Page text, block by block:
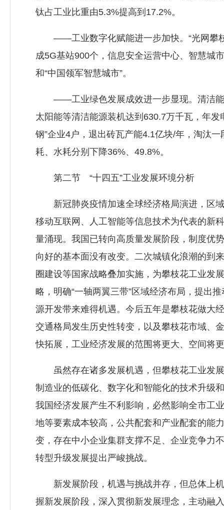
钛占工业比重由5.3%提高到17.2%。
——工业数字化赋能进一步加快。“光网攀枝
成5G基站900个，信息安全运营中心、智慧城
和“中国领军智慧城市”。
——工业绿色发展成效进一步显现。清洁能
太阳能等清洁能源装机达到630.7万千瓦，年
钢”企业4户，退出砖瓦产能4.1亿块/年，淘汰
耗、水耗分别下降36%、49.8%。
第二节 “十四五”工业发展环境分析
新冠肺炎疫情加速全球经济格局演进，区域
移动互联网、人工智能等信息技术为代表的新
量涌现。我国已转向高质量发展阶段，制度优
向好的基本面没有改变。二次城镇化浪潮的到
圈建设等国家战略叠加实施，为攀枝花工业发
略，明确“一轴两翼三带”区域经济布局，提出
源开发带来难得机遇。今后五年是攀枝花做大
交通格局发生历史性转变，以及攀枝花市域、
快拓展，工业经济发展的范围将更大、空间将
虽然存在诸多发展机遇，但攀枝花工业发展
制造业的低碳化、数字化和智能化的技术升级
我国经济发展产生不利影响，必然影响全市工
地等要素成本较高，公共配套和产业配套的能
变，存在中小企业集群支撑不足、企业竞争力
转型升级发展提出严峻挑战。
新发展阶段，机遇与挑战并存，但总体上机
握新发展阶段，深入贯彻新发展理念，主动融